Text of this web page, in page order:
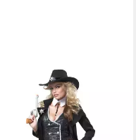
COSTUMES
Sheriff-Damenkostüm
schwarz-